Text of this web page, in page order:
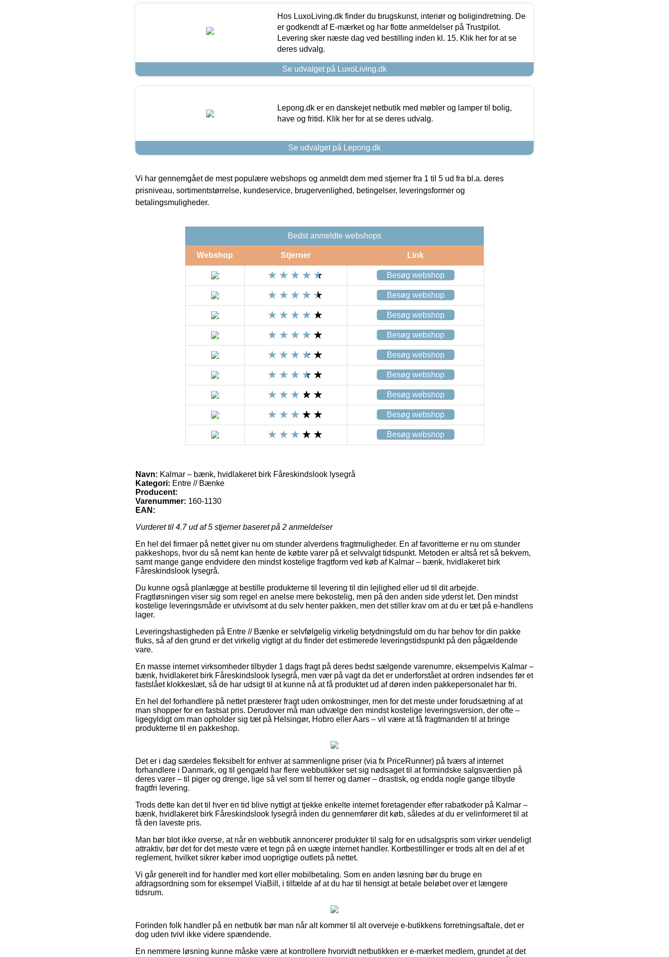
Hos LuxoLiving.dk finder du brugskunst, interiør og boligindretning. De
er godkendt af E-mærket og har flotte anmeldelser på Trustpilot.
Levering sker næste dag ved bestilling inden kl. 15. Klik her for at se
deres udvalg.
Se udvalget på LuxoLiving.dk
Lepong.dk er en danskejet netbutik med møbler og lamper til bolig,
have og fritid. Klik her for at se deres udvalg.
Se udvalget på Lepong.dk
Vi har gennemgået de mest populære webshops og anmeldt dem med stjerner fra 1 til 5 ud fra bl.a. deres
prisniveau, sortimentstørrelse, kundeservice, brugervenlighed, betingelser, leveringsformer og
betalingsmuligheder.
Bedst anmeldte webshops
Webshop Stjerner Link
Besøg webshop
Besøg webshop
Besøg webshop
Besøg webshop
Besøg webshop
Besøg webshop
Besøg webshop
Besøg webshop
Besøg webshop
Navn: Kalmar – bænk, hvidlakeret birk Fåreskindslook lysegrå
Kategori: Entre // Bænke
Producent:
Varenummer: 160-1130
EAN:
Vurderet til 4.7ud af 5 stjerner baseret på 2 anmeldelser
En hel del firmaer på nettet giver nu om stunder alverdens fragtmuligheder. En af favoritterne er nu om stunder
pakkeshops, hvor du så nemt kan hente de købte varer på et selvvalgt tidspunkt. Metoden er altså ret så bekvem,
samt mange gange endvidere den mindst kostelige fragtform ved køb af Kalmar – bænk, hvidlakeret birk
Fåreskindslook lysegrå.
Du kunne også planlægge at bestille produkterne til levering til din lejlighed eller ud til dit arbejde.
Fragtløsningen viser sig som regel en anelse mere bekostelig, men på den anden side yderst let. Den mindst
kostelige leveringsmåde er utvivlsomt at du selv henter pakken, men det stiller krav om at du er tæt på e-handlens
lager.
Leveringshastigheden på Entre // Bænke er selvfølgelig virkelig betydningsfuld om du har behov for din pakke
fluks, så af den grund er det virkelig vigtigt at du finder det estimerede leveringstidspunkt på den pågældende
vare.
En masse internet virksomheder tilbyder 1 dags fragt på deres bedst sælgende varenumre, eksempelvis Kalmar –
bænk, hvidlakeret birk Fåreskindslook lysegrå, men vær på vagt da det er underforstået at ordren indsendes før et
fastslået klokkeslæt, så de har udsigt til at kunne nå at få produktet ud af døren inden pakkepersonalet har fri.
En hel del forhandlere på nettet præsterer fragt uden omkostninger, men for det meste under forudsætning af at
man shopper for en fastsat pris. Derudover må man udvælge den mindst kostelige leveringsversion, der ofte –
ligegyldigt om man opholder sig tæt på Helsingør, Hobro eller Aars – vil være at få fragtmanden til at bringe
produkterne til en pakkeshop.
Det er i dag særdeles fleksibelt for enhver at sammenligne priser (via fx PriceRunner) på tværs af internet
forhandlere i Danmark, og til gengæld har flere webbutikker set sig nødsaget til at formindske salgsværdien på
deres varer – til piger og drenge, lige så vel som til herrer og damer – drastisk, og endda nogle gange tilbyde
fragtfri levering.
Trods dette kan det til hver en tid blive nyttigt at tjekke enkelte internet foretagender efter rabatkoder på Kalmar –
bænk, hvidlakeret birk Fåreskindslook lysegrå inden du gennemfører dit køb, således at du er velinformeret til at
få den laveste pris.
Man bør blot ikke overse, at når en webbutik annoncerer produkter til salg for en udsalgspris som virker uendeligt
attraktiv, bør det for det meste være et tegn på en uægte internet handler. Kortbestillinger er trods alt en del af et
reglement, hvilket sikrer køber imod uoprigtige outlets på nettet.
Vi går generelt ind for handler med kort eller mobilbetaling. Som en anden løsning bør du bruge en
afdragsordning som for eksempel ViaBill, i tilfælde af at du har til hensigt at betale beløbet over et længere
tidsrum.
Forinden folk handler på en netbutik bør man når alt kommer til alt overveje e-butikkens forretningsaftale, det er
dog uden tvivl ikke videre spændende.
En nemmere løsning kunne måske være at kontrollere hvorvidt netbutikken er e-mærket medlem, grundet at det